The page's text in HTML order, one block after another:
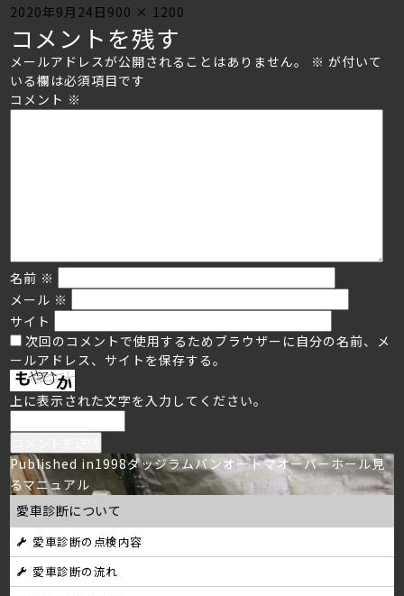
Posted
on
2020年9月24日 Full
size
900 × 1200
コメントを残す
メールアドレスが公開されることはありません。 ※ が付いて
いる欄は必須項目です
コメント ※
名前 ※
メール ※
サイト
次回のコメントで使用するためブラウザーに自分の名前、メ
ールアドレス、サイトを保存する。
上に表示された文字を入力してください。
投
稿
ナ
ビ
Published in1998ダッジラムバンオートマオーバーホール見
るマニュアル
愛車診断について
愛車診断の点検内容
愛車診断の流れ